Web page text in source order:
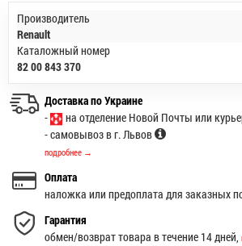
Производитель
Renault
Каталожный номер
82 00 843 370
Доставка по Украине
-
на отделение Новой Почты или
- самовывоз в г. Львов
подробнее →
Оплата
наложка или предоплата для заказных
Гарантия
обмен/возврат товара в течение 14 дней,